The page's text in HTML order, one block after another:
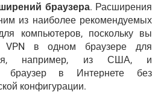
браузера. Расширения
из наиболее рекомендуемых
компьютеров, поскольку вы
VPN в одном браузере для
например, из США, и
браузер в Интернете без
конфигурации.